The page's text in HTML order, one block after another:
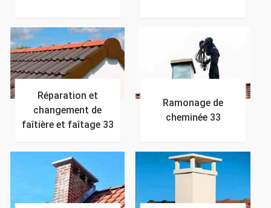
Réparation et
changement de
faîtière et faîtage 33
Ramonage de
cheminée 33